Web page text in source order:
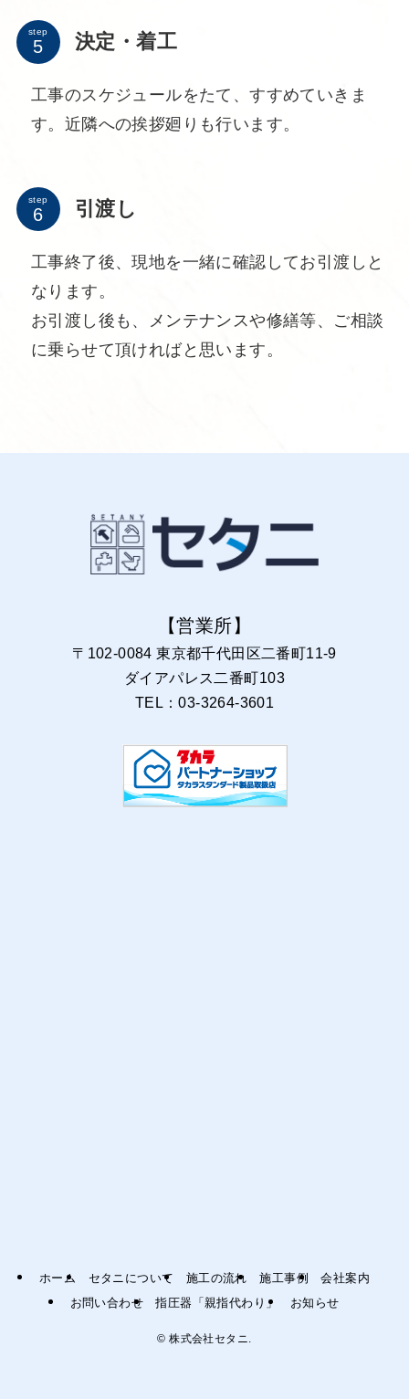
step 決定・着工
工事のスケジュールをたて、すすめていきま
す。近隣への挨拶廻りも行います。
step 引渡し
工事終了後、現地を一緒に確認してお引渡しと
なります。
お引渡し後も、メンテナンスや修繕等、ご相談
に乗らせて頂ければと思います。
【営業所】
〒102-0084 東京都千代田区二番町11-9
ダイアパレス二番町103
TEL：03-3264-3601
ホーム セタニについて 施工の流れ 施工事例
会社案内
お問い合わせ
指圧器「親指代わり」 お知らせ
© 株式会社セタニ.